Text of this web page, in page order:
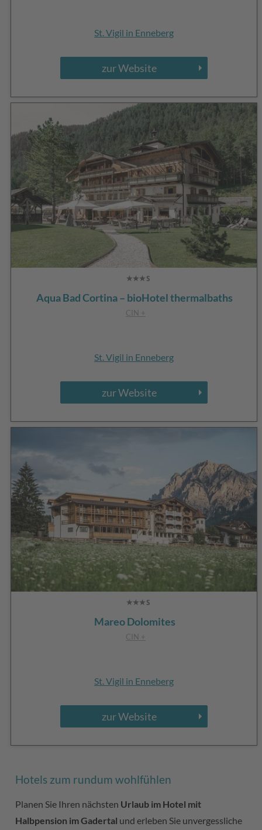
St. Vigil in Enneberg
zur Website
Aqua Bad Cortina – bioHotel thermalbaths
CIN +
St. Vigil in Enneberg
zur Website
Mareo Dolomites
CIN +
St. Vigil in Enneberg
zur Website
Hotels zum rundum wohlfühlen
Planen Sie Ihren nächsten Urlaub im Hotel mit
Halbpension im Gadertal und erleben Sie unvergessliche